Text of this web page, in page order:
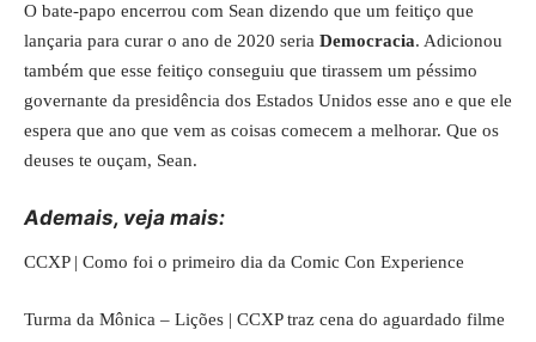
O bate-papo encerrou com Sean dizendo que um feitiço que
lançaria para curar o ano de 2020 seria Democracia. Adicionou
também que esse feitiço conseguiu que tirassem um péssimo
governante da presidência dos Estados Unidos esse ano e que ele
espera que ano que vem as coisas comecem a melhorar. Que os
deuses te ouçam, Sean.
Ademais, veja mais:
CCXP | Como foi o primeiro dia da Comic Con Experience
Turma da Mônica – Lições | CCXP traz cena do aguardado filme